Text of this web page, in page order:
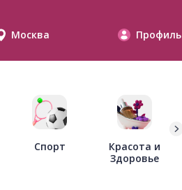
Москва Профиль
Спорт
Красота и
Здоровье